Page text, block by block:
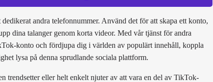
andra telefonnummer. Använd det för att skapa ett konto,
dina talanger genom korta videor. Med vår tjänst för andra
konto och fördjupa dig i världen av populärt innehåll, koppla
lysa på denna sprudlande sociala plattform.
trendsetter eller helt enkelt njuter av att vara en del av TikTok-